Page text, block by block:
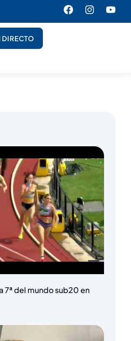
DIRECTO
7ª del mundo sub20 en